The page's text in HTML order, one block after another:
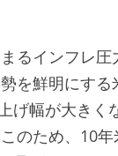
るインフレ圧
を鮮明にする
げ幅が大きく
のため、10